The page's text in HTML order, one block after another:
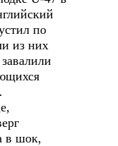
по
из них
в шок,